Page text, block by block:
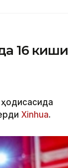
16 киши
Xinhua.